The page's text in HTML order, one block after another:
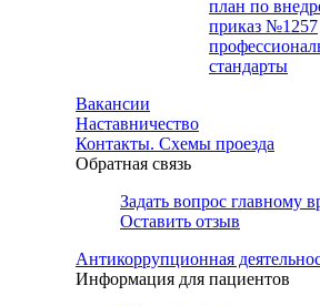
план по
приказ №1257
стандарты
Вакансии
Наставничество
Контакты. Схемы проезда
Обратная связь
Задать вопрос главному
Оставить отзыв
Антикоррупционная
Информация для пациентов